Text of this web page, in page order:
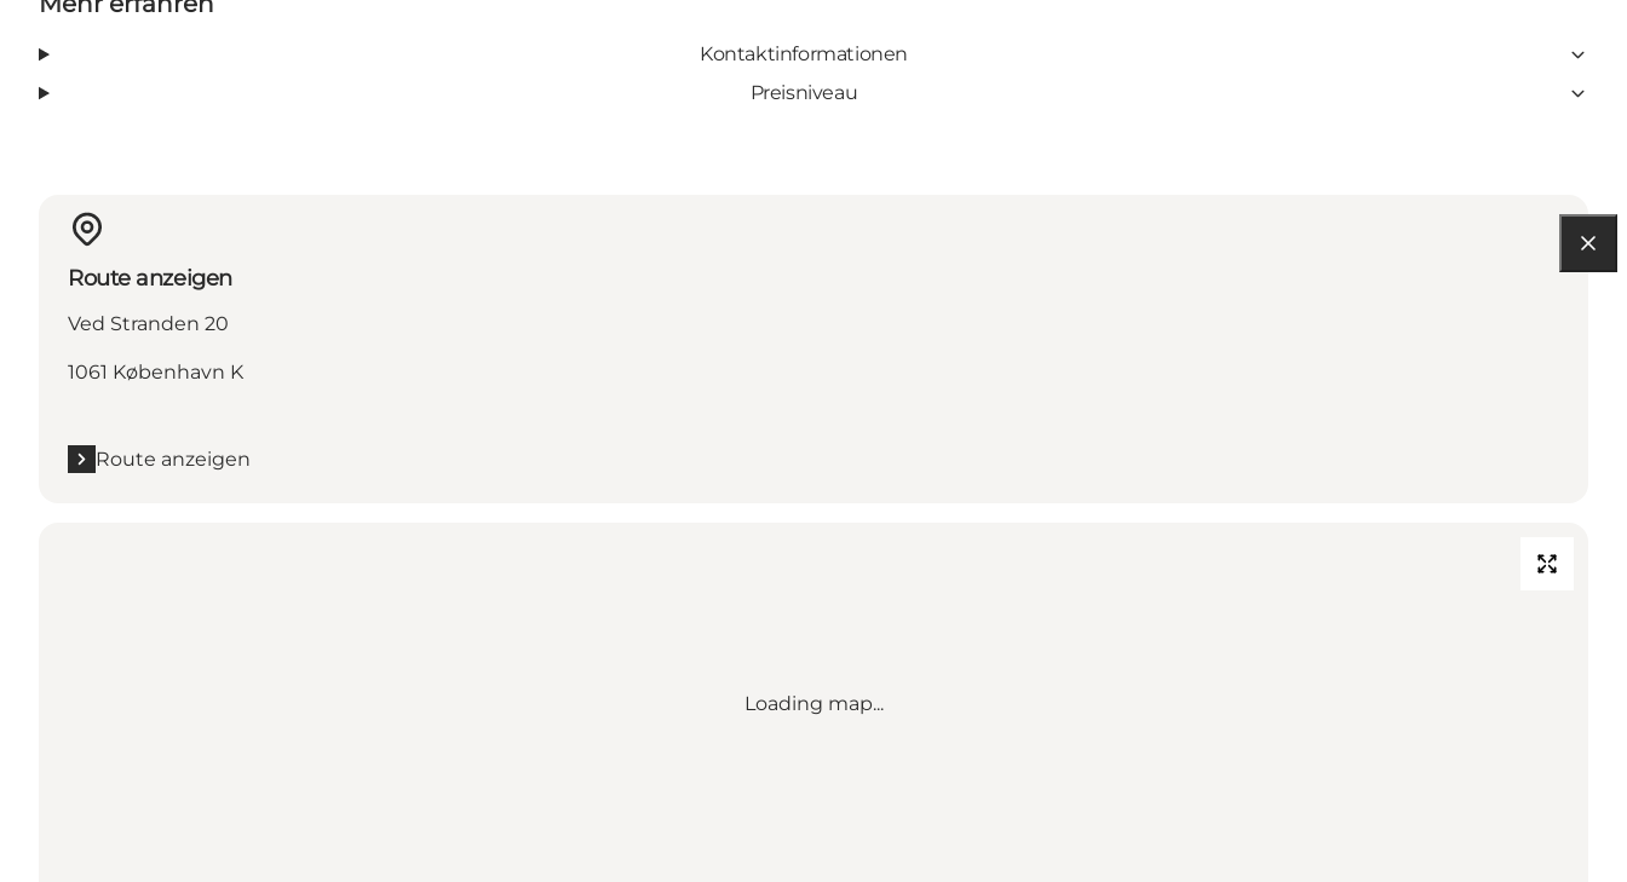
Kontaktinformationen
Preisniveau
Route anzeigen
Ved Stranden 20
1061 København K
Route anzeigen
Loading map...